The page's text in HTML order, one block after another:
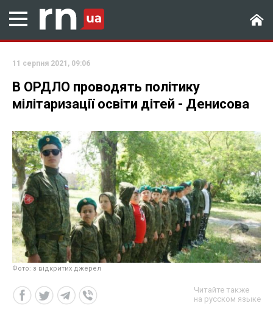
11 серпня 2021, 09:06
В ОРДЛО проводять політику
мілітаризації освіти дітей - Денисова
Фото: з відкритих джерел
Читайте также
на русском языке